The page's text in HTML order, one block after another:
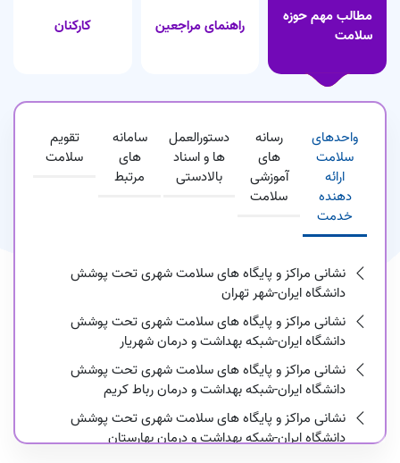
1403/12/13
در شهرستان رباط کریم
1403/10/29
مطالب مهم حوزه
سلامت
راهنمای مراجعین کارکنان
واحدهای
سلامت
ارائه
دهنده
خدمت
رسانه
های
آموزشی
سلامت
دستورالعمل
ها و اسناد
بالادستی
سامانه
های
مرتبط
تقویم
سلامت
نشانی مراکز و پایگاه های سلامت شهری تحت پوشش
دانشگاه ایران-شهر تهران
نشانی مراکز و پایگاه های سلامت شهری تحت پوشش
دانشگاه ایران-شبکه بهداشت و درمان شهریار
نشانی مراکز و پایگاه های سلامت شهری تحت پوشش
دانشگاه ایران-شبکه بهداشت و درمان رباط کریم
نشانی مراکز و پایگاه های سلامت شهری تحت پوشش
دانشگاه ایران-شبکه بهداشت و درمان بهارستان